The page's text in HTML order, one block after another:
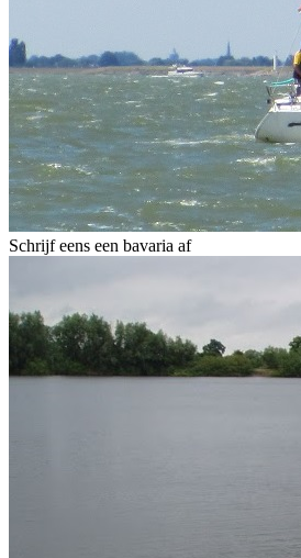
Schrijf eens een bavaria af